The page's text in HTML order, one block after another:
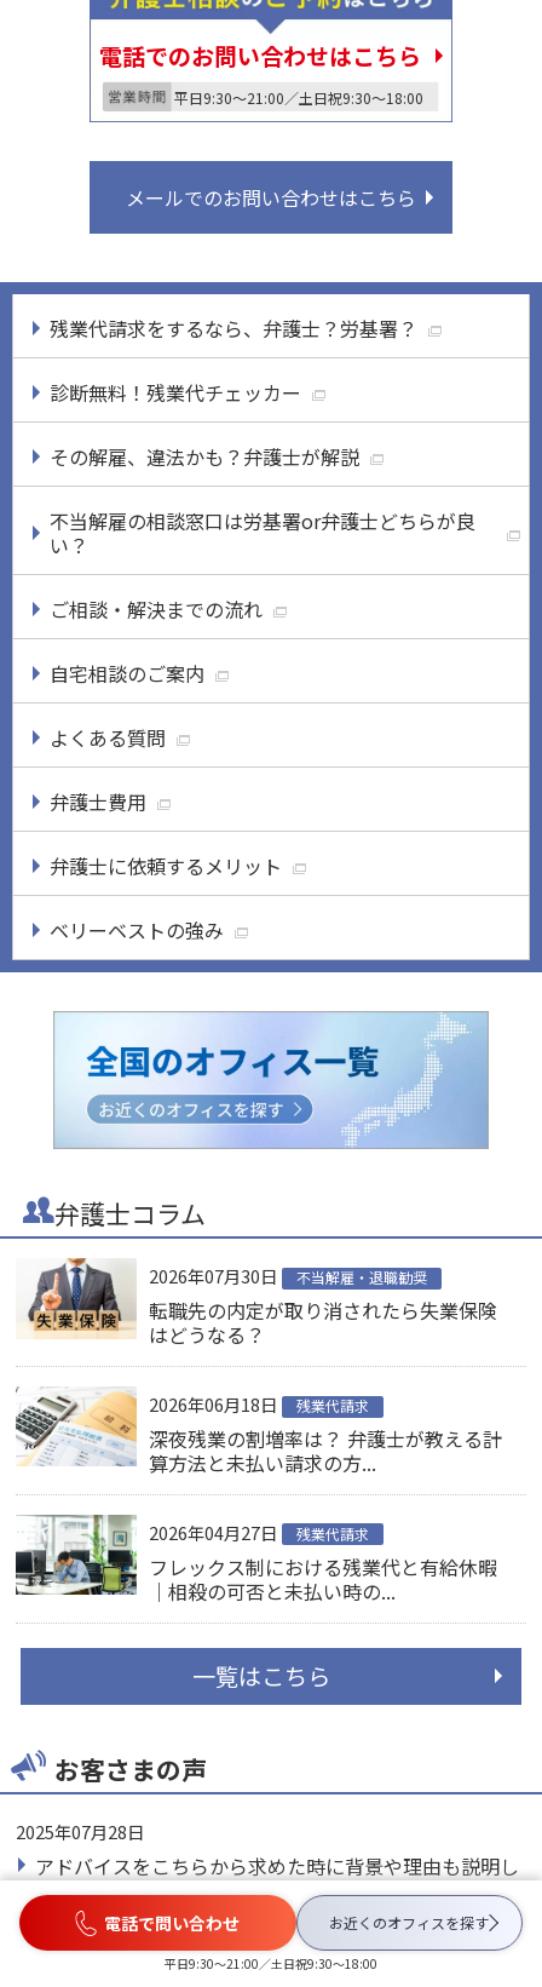
電話でのお問い合わせはこちら
平日9:30〜21:00／土日祝9:30〜18:00
メールでのお問い合わせはこちら
残業代請求をするなら、弁護士？労基署？
診断無料！残業代チェッカー
その解雇、違法かも？弁護士が解説
不当解雇の相談窓口は労基署or弁護士どちらが良
い？
ご相談・解決までの流れ
自宅相談のご案内
よくある質問
弁護士費用
弁護士に依頼するメリット
ベリーベストの強み
弁護士コラム
2026年07月30日 不当解雇・退職勧奨
転職先の内定が取り消されたら失業保険
はどうなる？
2026年06月18日 残業代請求
深夜残業の割増率は？ 弁護士が教える計
算方法と未払い請求の方...
2026年04月27日 残業代請求
フレックス制における残業代と有給休暇
｜相殺の可否と未払い時の...
一覧はこちら
お客さまの声
2025年07月28日
アドバイスをこちらから求めた時に背景や理由も説明し
て頂けまし...
電話で問い合わせ お近くのオフィスを探す
平日9:30〜21:00／土日祝9:30〜18:00